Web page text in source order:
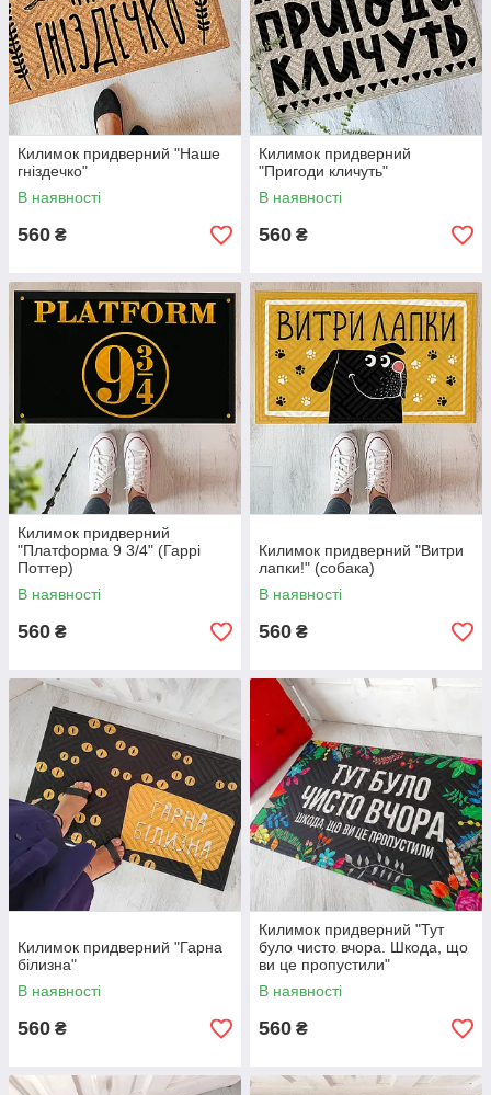
Килимок придверний "Наше
гніздечко"
В наявності
560 ₴
Килимок придверний
"Пригоди кличуть"
В наявності
560 ₴
Килимок придверний
"Платформа 9 3/4" (Гаррі
Поттер)
В наявності
560 ₴
Килимок придверний "Витри
лапки!" (собака)
В наявності
560 ₴
Килимок придверний "Гарна
білизна"
В наявності
560 ₴
Килимок придверний "Тут
було чисто вчора. Шкода, що
ви це пропустили"
В наявності
560 ₴